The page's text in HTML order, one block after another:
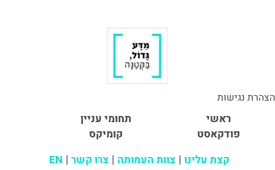
הצהרת נגישות
ראשי
תחומי עניין
פודקאסט
קומיקס
קצת עלינו צוות העמותה צרו קשר EN